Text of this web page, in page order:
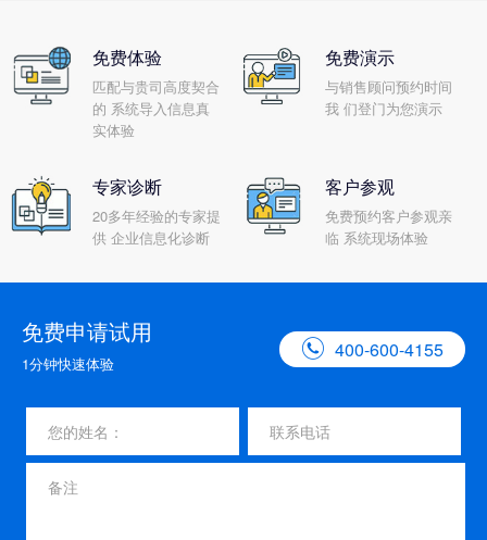
免费体验
匹配与贵司高度契合
的 系统导入信息真
实体验
免费演示
与销售顾问预约时间
我 们登门为您演示
专家诊断
20多年经验的专家提
供 企业信息化诊断
客户参观
免费预约客户参观亲
临 系统现场体验
免费申请试用
1分钟快速体验
 400-600-4155